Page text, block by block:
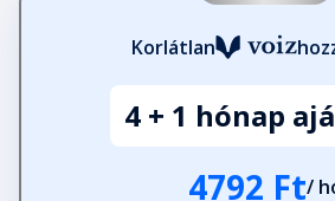
Korlátlan
4 + 1 hónap
4792 Ft/